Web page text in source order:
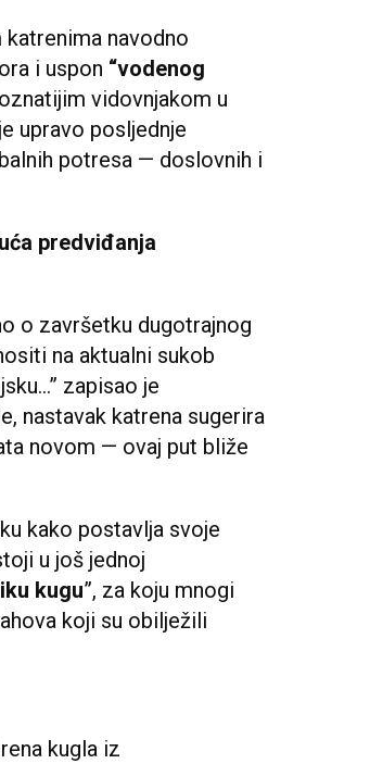
navodno
i uspon “vodenog
vidovnjakom u
upravo posljednje
potresa — doslovnih i
predviđanja
o završetku dugotrajnog
na aktualni sukob
zapisao je
nastavak katrena sugerira
novom — ovaj put bliže
kako postavlja svoje
u još jednoj
kugu”, za koju mnogi
koji su obilježili
kugla iz